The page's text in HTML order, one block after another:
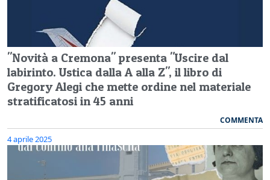
"Novità a Cremona" presenta "Uscire dal
labirinto. Ustica dalla A alla Z", il libro di
Gregory Alegi che mette ordine nel materiale
stratificatosi in 45 anni
COMMENTA
4 aprile 2025